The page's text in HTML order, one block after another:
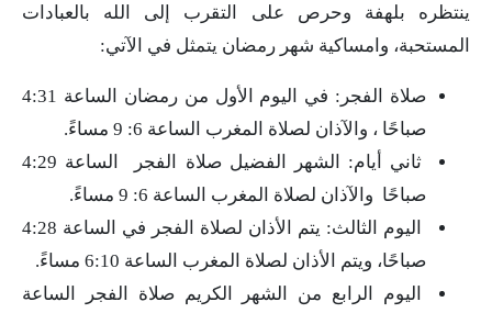
ينتظره بلهفة وحرص على التقرب إلى الله بالعبادات
المستحبة، وامساكية شهر رمضان يتمثل في الآتي:
صلاة الفجر: في اليوم الأول من رمضان الساعة 4:31
صباحًا ، والآذان لصلاة المغرب الساعة 6: 9 مساءً.
ثاني أيام: الشهر الفضيل صلاة الفجر الساعة 4:29
صباحًا والآذان لصلاة المغرب الساعة 6: 9 مساءً.
اليوم الثالث: يتم الأذان لصلاة الفجر في الساعة 4:28
صباحًا، ويتم الأذان لصلاة المغرب الساعة 6:10 مساءً.
اليوم الرابع من الشهر الكريم صلاة الفجر الساعة